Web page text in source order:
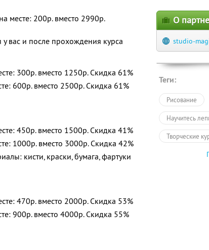
месте: 200р. вместо 2990р.
вас и после прохождения курса
300р. вместо 1250р. Скидка 61%
600р. вместо 2500р. Скидка 61%
450р. вместо 1500р. Скидка 41%
1000р. вместо 3000р. Скидка 42%
кисти, краски, бумага, фартуки
470р. вместо 2000р. Скидка 53%
900р. вместо 4000р. Скидка 55%
О
studio-
Теги:
Рисование
Научитесь
Творческие